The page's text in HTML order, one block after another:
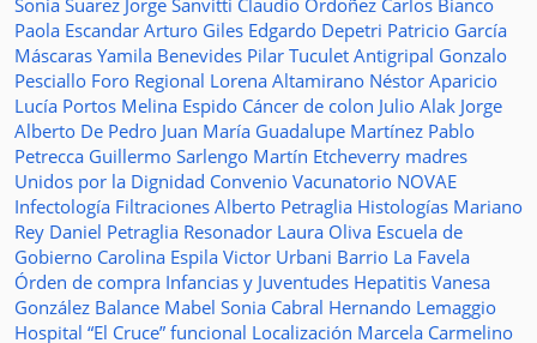
Sonia Suarez Jorge Sanvitti Claudio Ordoñez Carlos Bianco
Paola Escandar Arturo Giles Edgardo Depetri Patricio García
Máscaras Yamila Benevides Pilar Tuculet Antigripal Gonzalo
Pesciallo Foro Regional Lorena Altamirano Néstor Aparicio
Lucía Portos Melina Espido Cáncer de colon Julio Alak Jorge
Alberto De Pedro Juan María Guadalupe Martínez Pablo
Petrecca Guillermo Sarlengo Martín Etcheverry madres
Unidos por la Dignidad Convenio Vacunatorio NOVAE
Infectología Filtraciones Alberto Petraglia Histologías Mariano
Rey Daniel Petraglia Resonador Laura Oliva Escuela de
Gobierno Carolina Espila Victor Urbani Barrio La Favela
Órden de compra Infancias y Juventudes Hepatitis Vanesa
González Balance Mabel Sonia Cabral Hernando Lemaggio
Hospital “El Cruce” funcional Localización Marcela Carmelino